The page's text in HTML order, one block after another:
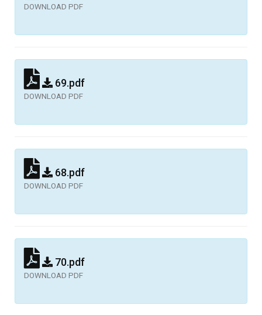
DOWNLOAD PDF
69.pdf
DOWNLOAD PDF
68.pdf
DOWNLOAD PDF
70.pdf
DOWNLOAD PDF